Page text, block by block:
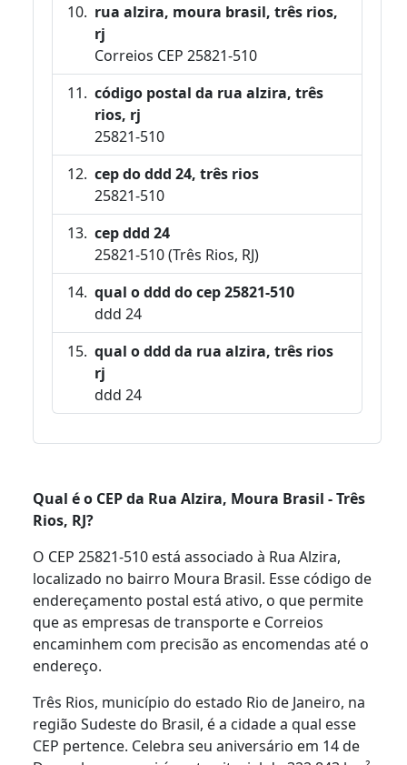
rua alzira, moura brasil, três rios,
rj
Correios CEP 25821-510
código postal da rua alzira, três
rios, rj
25821-510
cep do ddd 24, três rios
25821-510
cep ddd 24
25821-510 (Três Rios, RJ)
qual o ddd do cep 25821-510
ddd 24
qual o ddd da rua alzira, três rios
rj
ddd 24
Qual é o CEP da Rua Alzira, Moura Brasil - Três
Rios, RJ?
O CEP 25821-510 está associado à Rua Alzira,
localizado no bairro Moura Brasil. Esse código de
endereçamento postal está ativo, o que permite
que as empresas de transporte e Correios
encaminhem com precisão as encomendas até o
endereço.
Três Rios, município do estado Rio de Janeiro, na
região Sudeste do Brasil, é a cidade a qual esse
CEP pertence. Celebra seu aniversário em 14 de